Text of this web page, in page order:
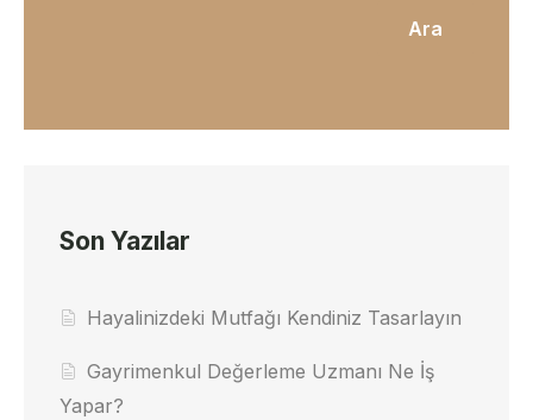
Ara
Son Yazılar
Hayalinizdeki Mutfağı Kendiniz Tasarlayın
Gayrimenkul Değerleme Uzmanı Ne İş
Yapar?